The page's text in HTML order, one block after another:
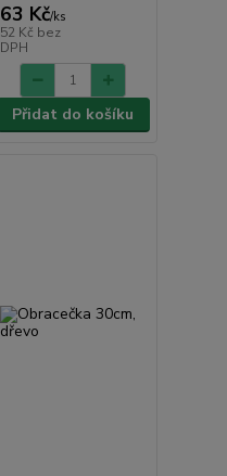
63 Kč/ks
52 Kč bez
DPH
Přidat do košíku